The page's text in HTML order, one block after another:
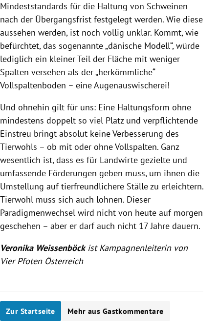
Mindeststandards für die Haltung von Schweinen
nach der Übergangsfrist festgelegt werden. Wie diese
aussehen werden, ist noch völlig unklar. Kommt, wie
befürchtet, das sogenannte „dänische Modell“, würde
lediglich ein kleiner Teil der Fläche mit weniger
Spalten versehen als der „herkömmliche“
Vollspaltenboden – eine Augenauswischerei!
Und ohnehin gilt für uns: Eine Haltungsform ohne
mindestens doppelt so viel Platz und verpflichtende
Einstreu bringt absolut keine Verbesserung des
Tierwohls – ob mit oder ohne Vollspalten. Ganz
wesentlich ist, dass es für Landwirte gezielte und
umfassende Förderungen geben muss, um ihnen die
Umstellung auf tierfreundlichere Ställe zu erleichtern.
Tierwohl muss sich auch lohnen. Dieser
Paradigmenwechsel wird nicht von heute auf morgen
geschehen – aber er darf auch nicht 17 Jahre dauern.
Veronika Weissenböckist Kampagnenleiterin von
Vier Pfoten Österreich
Zur Startseite Mehr aus Gastkommentare